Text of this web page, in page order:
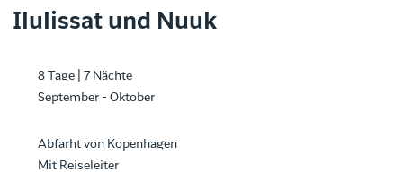
Ilulissat und Nuuk
8 Tage | 7 Nächte
September - Oktober
Abfarht von Kopenhagen
Mit Reiseleiter